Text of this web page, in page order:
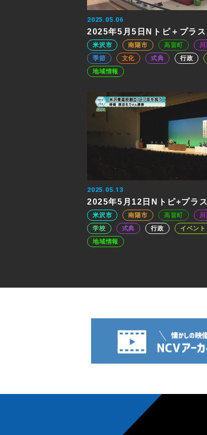
2025.05.06
2025年5月5日Nトピ＋プラ
米沢市 南陽市 高畠町
季節
文化 式典 行政
地域情報
2025.05.13
2025年5月12日Nトピ+プラ
米沢市 南陽市 高畠町
学校
式典 行政
イベント
地域情報